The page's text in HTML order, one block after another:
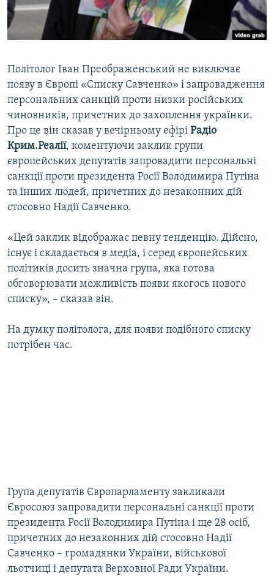
ВІДЕОУРОКИ «ELIFBE»
СВІДЧЕННЯ ОКУПАЦІЇ
Русский
Qırımtatar
Усі сайти RFE/RL
Політолог Іван Преображенський не виключає
появу в Європі «Списку Савченко» і запровадження
персональних санкцій проти низки російських
чиновників, причетних до захоплення українки.
Про це він сказав у вечірньому ефірі Радіо
Крим.Реалії, коментуючи заклик групи
європейських депутатів запровадити персональні
санкції проти президента Росії Володимира Путіна
та інших людей, причетних до незаконних дій
стосовно Надії Савченко.
«Цей заклик відображає певну тенденцію. Дійсно,
існує і складається в медіа, і серед європейських
політиків досить значна група, яка готова
обговорювати можливість появи якогось нового
списку», – сказав він.
На думку політолога, для появи подібного списку
потрібен час.
Група депутатів Європарламенту закликали
Євросоюз запровадити персональні санкції проти
президента Росії Володимира Путіна і ще 28 осіб,
причетних до незаконних дій стосовно Надії
Савченко – громадянки України, військової
льотчиці і депутата Верховної Ради України.